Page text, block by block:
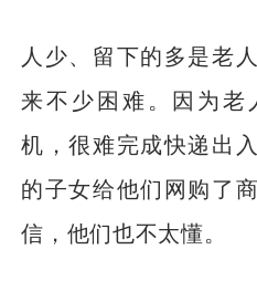
人少、留下的多是老
来不少困难。因为
机，很难完成快递出
的子女给他们网购了
信，他们也不太懂。